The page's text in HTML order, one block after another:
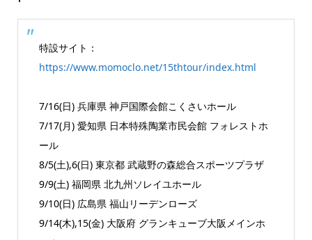
特設サイト：
https://www.momoclo.net/15thtour/index.html
7/16(日) 兵庫県 神戸国際会館こくさいホール
7/17(月) 愛知県 日本特殊陶業市民会館 フォレストホ
ール
8/5(土),6(日) 東京都 武蔵野の森総合スポーツプラザ
9/9(土) 福岡県 北九州ソレイユホール
9/10(日) 広島県 福山リーデンローズ
9/14(木),15(金) 大阪府 グランキューブ大阪メインホ